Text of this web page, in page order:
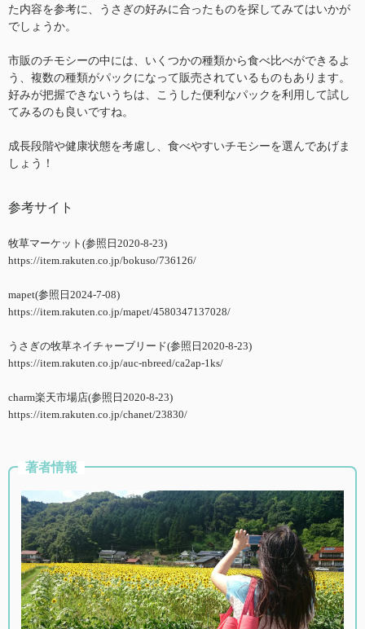
た内容を参考に、うさぎの好みに合ったものを探してみてはいかが
でしょうか。
市販のチモシーの中には、いくつかの種類から食べ比べができるよ
う、複数の種類がパックになって販売されているものもあります。
好みが把握できないうちは、こうした便利なパックを利用して試し
てみるのも良いですね。
成長段階や健康状態を考慮し、食べやすいチモシーを選んであげま
しょう！
参考サイト
牧草マーケット(参照日2020-8-23)
https://item.rakuten.co.jp/bokuso/736126/
mapet(参照日2024-7-08)
https://item.rakuten.co.jp/mapet/4580347137028/
うさぎの牧草ネイチャーブリード(参照日2020-8-23)
https://item.rakuten.co.jp/auc-nbreed/ca2ap-1ks/
charm楽天市場店(参照日2020-8-23)
https://item.rakuten.co.jp/chanet/23830/
著者情報